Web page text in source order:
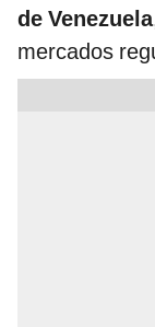
de Venezuela
mercados